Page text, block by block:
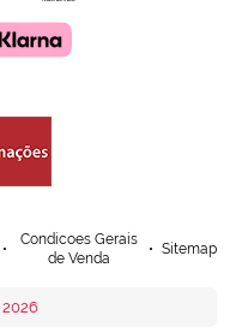
Condicoes Gerais
de Venda
Sitemap